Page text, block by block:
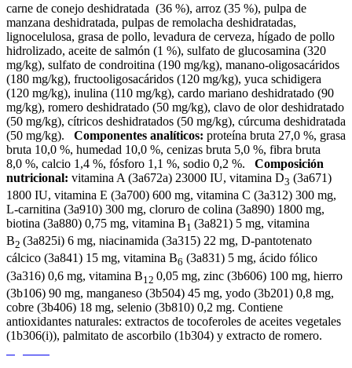
carne de conejo deshidratada (36 %), arroz (35 %), pulpa de
manzana deshidratada, pulpas de remolacha deshidratadas,
lignocelulosa, grasa de pollo, levadura de cerveza, hígado de pollo
hidrolizado, aceite de salmón (1 %), sulfato de glucosamina (320
mg/kg), sulfato de condroitina (190 mg/kg), manano-oligosacáridos
(180 mg/kg), fructooligosacáridos (120 mg/kg), yuca schidigera
(120 mg/kg), inulina (110 mg/kg), cardo mariano deshidratado (90
mg/kg), romero deshidratado (50 mg/kg), clavo de olor deshidratado
(50 mg/kg), cítricos deshidratados (50 mg/kg), cúrcuma deshidratada
(50 mg/kg). Componentes analíticos: proteína bruta 27,0 %, grasa
bruta 10,0 %, humedad 10,0 %, cenizas bruta 5,0 %, fibra bruta
8,0 %, calcio 1,4 %, fósforo 1,1 %, sodio 0,2 %. Composición
nutricional: vitamina A (3a672a) 23000 IU, vitamina D3 (3a671)
1800 IU, vitamina E (3a700) 600 mg, vitamina C (3a312) 300 mg,
L-carnitina (3a910) 300 mg, cloruro de colina (3a890) 1800 mg,
biotina (3a880) 0,75 mg, vitamina B1 (3a821) 5 mg, vitamina
B2 (3a825i) 6 mg, niacinamida (3a315) 22 mg, D-pantotenato
cálcico (3a841) 15 mg, vitamina B6 (3a831) 5 mg, ácido fólico
(3a316) 0,6 mg, vitamina B12 0,05 mg, zinc (3b606) 100 mg, hierro
(3b106) 90 mg, manganeso (3b504) 45 mg, yodo (3b201) 0,8 mg,
cobre (3b406) 18 mg, selenio (3b810) 0,2 mg. Contiene
antioxidantes naturales: extractos de tocoferoles de aceites vegetales
(1b306(i)), palmitato de ascorbilo (1b304) y extracto de romero.